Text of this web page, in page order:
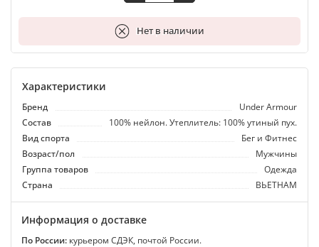
Нет в наличии
В корзину
Характеристики
Бренд
Under Armour
Состав
100% нейлон. Утеплитель: 100% утиный пух.
Вид спорта
Бег и Фитнес
Возраст/пол
Мужчины
Группа товаров
Одежда
Страна
ВЬЕТНАМ
Информация о доставке
По России: курьером СДЭК, почтой России.